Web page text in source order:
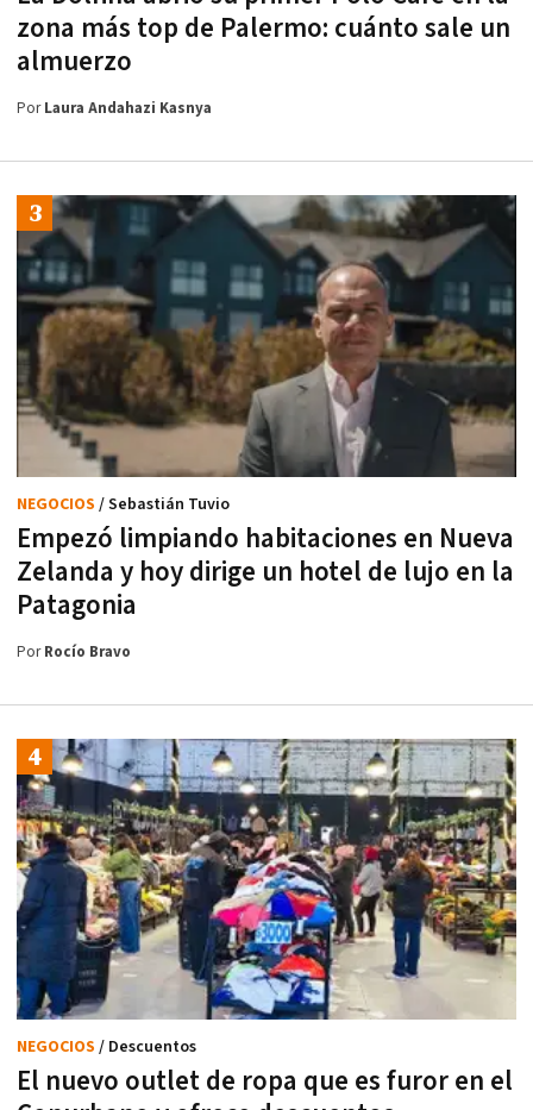
zona más top de Palermo: cuánto sale un
almuerzo
PorLaura Andahazi Kasnya
Empezó limpiando habitaciones en Nueva
Zelanda y hoy dirige un hotel de lujo en la
Patagonia
NEGOCIOS / Sebastián Tuvio
PorRocío Bravo
El nuevo outlet de ropa que es furor en el
NEGOCIOS / Descuentos